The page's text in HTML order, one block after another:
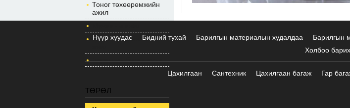
Тоног төхөөрөмжийн
ажил
Засал чимэглэлийн
Барилгын бусад ажил
ТӨРӨЛ
Нүүр хуудас Бидний тухай Барилгын материалын худалдаа Барилгын
Холбоо барих
Цахилгаан Сантехник Цахилгаан багаж Гар